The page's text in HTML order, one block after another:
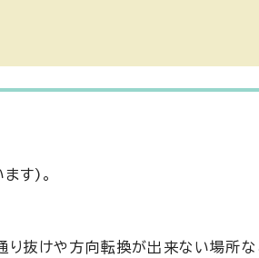
す)。
り抜けや方向転換が出来ない場所